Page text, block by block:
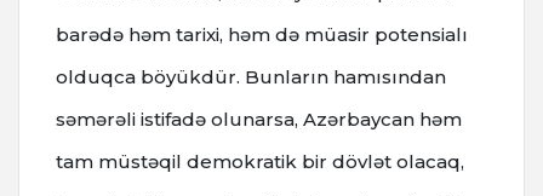
barədə həm tarixi, həm də müasir potensialı
olduqca böyükdür. Bunların hamısından
səmərəli istifadə olunarsa, Azərbaycan həm
tam müstəqil demokratik bir dövlət olacaq,